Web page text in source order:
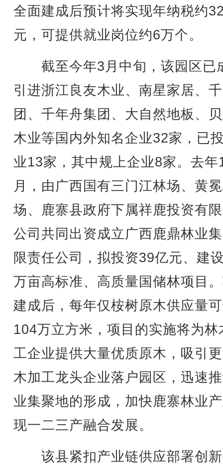
全面建成后预计将实现年纳税约
元，可提供就业岗位约6万个。
截至今年3月中旬，该园区已
引进浙江良友木业、南星家居、
团、千年舟集团、大自然地板、
木业等国内外知名企业32家，已
业13家，其中规上企业8家。去年
月，由广西国有三门江林场、黄
场、鹿寨县政府下属祥鹿投资有
公司共同出资成立广西鹿鼎林业
限责任公司，拟投资39亿元、建
万亩高标准、高质量国储林项目
建成后，每年仅桉树原木供应量
104万立方米，项目的实施将为林
工企业提供大量优质原木，吸引
木加工龙头企业落户园区，迅速
业集聚地的形成，加快鹿寨林业
现一二三产融合发展。
该县紧扣产业链供应部署创